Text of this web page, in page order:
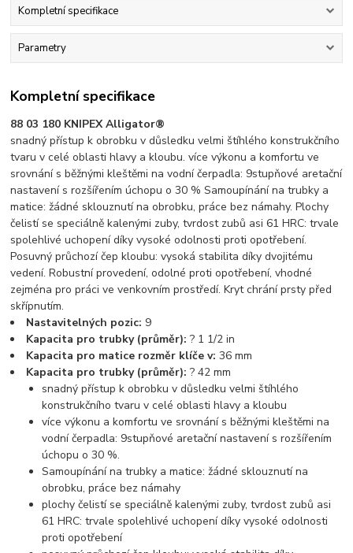
Kompletní specifikace
Parametry
Kompletní specifikace
88 03 180 KNIPEX Alligator®
snadný přístup k obrobku v důsledku velmi štíhlého konstrukčního
tvaru v celé oblasti hlavy a kloubu. více výkonu a komfortu ve
srovnání s běžnými kleštěmi na vodní čerpadla: 9stupňové aretační
nastavení s rozšířením úchopu o 30 % Samoupínání na trubky a
matice: žádné sklouznutí na obrobku, práce bez námahy. Plochy
čelistí se speciálně kalenými zuby, tvrdost zubů asi 61 HRC: trvale
spolehlivé uchopení díky vysoké odolnosti proti opotřebení.
Posuvný průchozí čep kloubu: vysoká stabilita díky dvojitému
vedení. Robustní provedení, odolné proti opotřebení, vhodné
zejména pro práci ve venkovním prostředí. Kryt chrání prsty před
skřípnutím.
Nastavitelných pozic: 9
Kapacita pro trubky (průměr):? 1 1/2 in
Kapacita pro matice rozměr klíče v:36 mm
Kapacita pro trubky (průměr):? 42 mm
snadný přístup k obrobku v důsledku velmi štíhlého
konstrukčního tvaru v celé oblasti hlavy a kloubu
více výkonu a komfortu ve srovnání s běžnými kleštěmi na
vodní čerpadla: 9stupňové aretační nastavení s rozšířením
úchopu o 30 %.
Samoupínání na trubky a matice: žádné sklouznutí na
obrobku, práce bez námahy
plochy čelistí se speciálně kalenými zuby, tvrdost zubů asi
61 HRC: trvale spolehlivé uchopení díky vysoké odolnosti
proti opotřebení